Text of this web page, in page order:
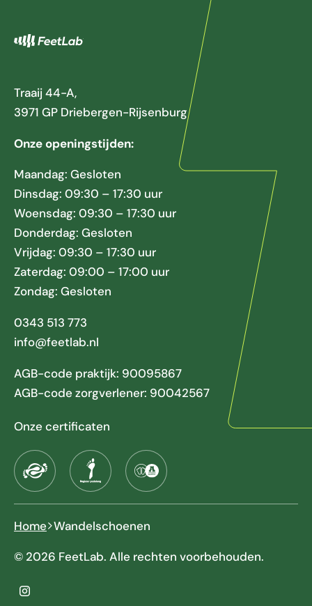
Traaij 44-A,
3971 GP Driebergen-Rijsenburg
Onze openingstijden:
Maandag: Gesloten
Dinsdag: 09:30 – 17:30 uur
Woensdag: 09:30 – 17:30 uur
Donderdag: Gesloten
Vrijdag: 09:30 – 17:30 uur
Zaterdag: 09:00 – 17:00 uur
Zondag: Gesloten
0343 513 773
info@feetlab.nl
AGB-code praktijk: 90095867
AGB-code zorgverlener: 90042567
Onze certificaten
Home Wandelschoenen
© 2026 FeetLab. Alle rechten voorbehouden.